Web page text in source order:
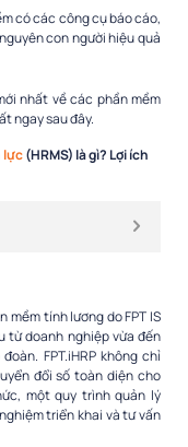
có các công cụ báo cáo,
con người hiệu quả
nhất về các phần mềm
ngay sau đây.
lực(HRMS) là gì? Lợi ích
mềm tính lương do FPT IS
từ doanh nghiệp vừa đến
FPT.iHRP không chỉ
đổi số toàn diện cho
một quy trình quản lý
triển khai và tư vấn